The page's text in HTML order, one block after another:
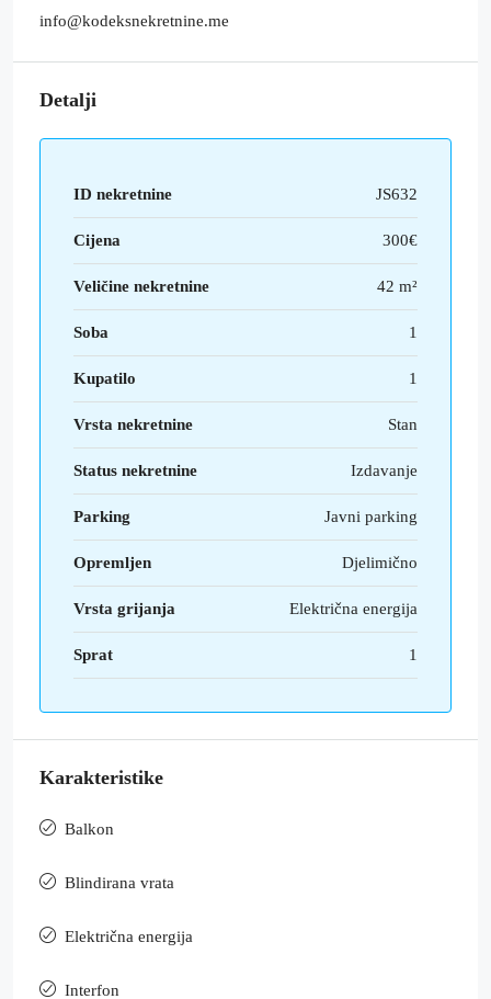
info@kodeksnekretnine.me
Detalji
ID nekretnine JS632
Cijena 300€
Veličine nekretnine 42 m²
Soba 1
Kupatilo 1
Vrsta nekretnine Stan
Status nekretnine Izdavanje
Parking Javni parking
Opremljen Djelimično
Vrsta grijanja Električna energija
Sprat 1
Karakteristike
Balkon
Blindirana vrata
Električna energija
Interfon